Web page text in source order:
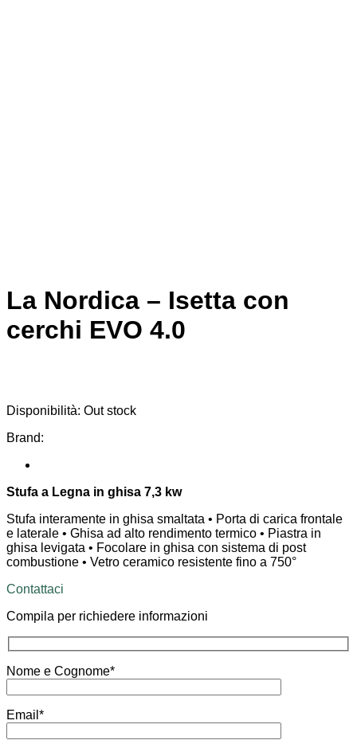
La Nordica – Isetta con
cerchi EVO 4.0
Disponibilità: Out stock
Brand:
Stufa a Legna in ghisa 7,3 kw
Stufa interamente in ghisa smaltata • Porta di carica frontale
e laterale • Ghisa ad alto rendimento termico • Piastra in
ghisa levigata • Focolare in ghisa con sistema di post
combustione • Vetro ceramico resistente fino a 750°
Contattaci
Compila per richiedere informazioni
Nome e Cognome*
Email*